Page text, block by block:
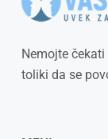
Nemojte
toliki da se